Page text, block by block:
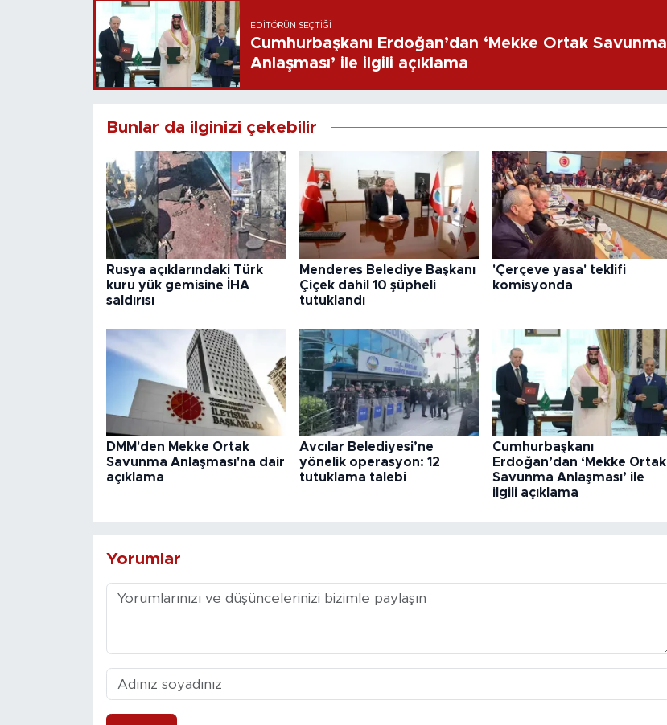
EDITÖRÜN SEÇTIĞI
Cumhurbaşkanı Erdoğan’dan ‘Mekke Ortak Savunma
Anlaşması’ ile ilgili açıklama
Bunlar da ilginizi çekebilir
Rusya açıklarındaki Türk
kuru yük gemisine İHA
saldırısı
Menderes Belediye Başkanı
Çiçek dahil 10 şüpheli
tutuklandı
'Çerçeve yasa' teklifi
komisyonda
DMM'den Mekke Ortak
Savunma Anlaşması'na dair
açıklama
Avcılar Belediyesi’ne
yönelik operasyon: 12
tutuklama talebi
Cumhurbaşkanı
Erdoğan’dan ‘Mekke Ortak
Savunma Anlaşması’ ile
ilgili açıklama
Yorumlar